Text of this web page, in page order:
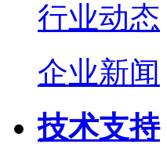
行业动态
企业新闻
技术支持